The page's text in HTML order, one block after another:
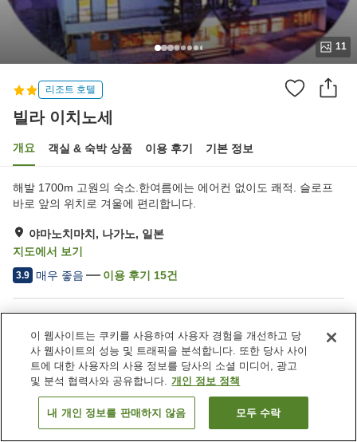
11
리조트 호텔
빌라 이치노세
개요 객실 & 숙박 상품 이용 후기 기본 정보
해발 1700m 고원의 숙소.한여름에는 에어컨 없이도 쾌적. 슬로프
바로 앞의 위치로 겨울에 편리합니다.
야마노치마치, 나가노, 일본
지도에서 보기
3.9 매우 좋음 이용 후기 15건
주차장
카페
자동판매기
상점
객실 보기
이 웹사이트는 쿠키를 사용하여 사용자 경험을 개선하고 당
사 웹사이트의 성능 및 트래픽을 분석합니다. 또한 당사 사이
트에 대한 사용자의 사용 정보를 당사의 소셜 미디어, 광고
및 분석 협력사와 공유합니다. 개인 정보 정책
내 개인 정보를 판매하지 않음 모두 수락